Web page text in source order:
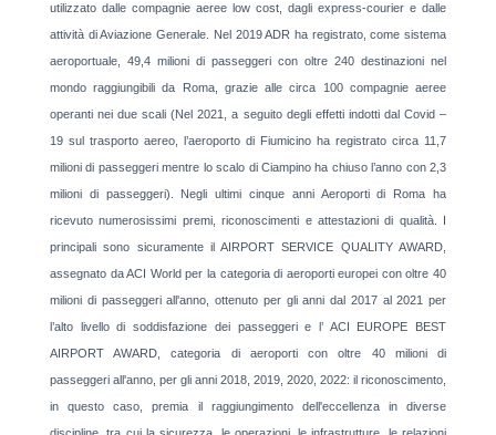
utilizzato dalle compagnie aeree low cost, dagli express-courier e dalle
attività di Aviazione Generale. Nel 2019 ADR ha registrato, come sistema
aeroportuale, 49,4 milioni di passeggeri con oltre 240 destinazioni nel
mondo raggiungibili da Roma, grazie alle circa 100 compagnie aeree
operanti nei due scali (Nel 2021, a seguito degli effetti indotti dal Covid –
19 sul trasporto aereo, l’aeroporto di Fiumicino ha registrato circa 11,7
milioni di passeggeri mentre lo scalo di Ciampino ha chiuso l’anno con 2,3
milioni di passeggeri). Negli ultimi cinque anni Aeroporti di Roma ha
ricevuto numerosissimi premi, riconoscimenti e attestazioni di qualità. I
principali sono sicuramente il AIRPORT SERVICE QUALITY AWARD,
assegnato da ACI World per la categoria di aeroporti europei con oltre 40
milioni di passeggeri all'anno, ottenuto per gli anni dal 2017 al 2021 per
l’alto livello di soddisfazione dei passeggeri e l’ ACI EUROPE BEST
AIRPORT AWARD, categoria di aeroporti con oltre 40 milioni di
passeggeri all'anno, per gli anni 2018, 2019, 2020, 2022: il riconoscimento,
in questo caso, premia il raggiungimento dell'eccellenza in diverse